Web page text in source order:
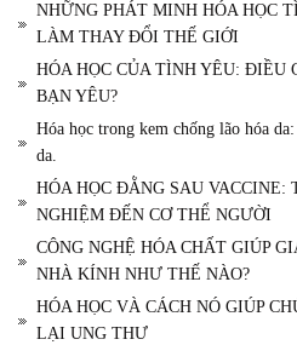
NHỮNG PHÁT MINH HÓA HỌC
LÀM THAY ĐỔI THẾ GIỚI
HÓA HỌC CỦA TÌNH YÊU: ĐIỀU
BẠN YÊU?
Hóa học trong kem chống lão hóa
da.
HÓA HỌC ĐẰNG SAU VACCINE:
NGHIỆM ĐẾN CƠ THỂ NGƯỜI
CÔNG NGHỆ HÓA CHẤT GIÚP
NHÀ KÍNH NHƯ THẾ NÀO?
HÓA HỌC VÀ CÁCH NÓ GIÚP
LẠI UNG THƯ